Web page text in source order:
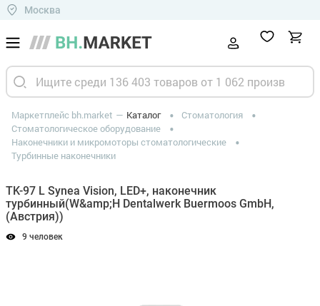
Москва
Маркетплейс bh.market Каталог
Стоматология
Стоматологическое оборудование
Наконечники и микромоторы стоматологические
Турбинные наконечники
TK-97 L Synea Vision, LED+, наконечник
турбинный(W&amp;H Dentalwerk Buermoos GmbH,
(Австрия))
9 человек